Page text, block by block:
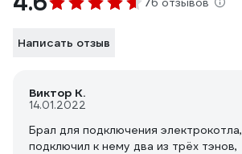
Написать отзыв
Виктор К.
14.01.2022
Брал для подключения электрокотла,
подключил к нему два из трёх тэнов,